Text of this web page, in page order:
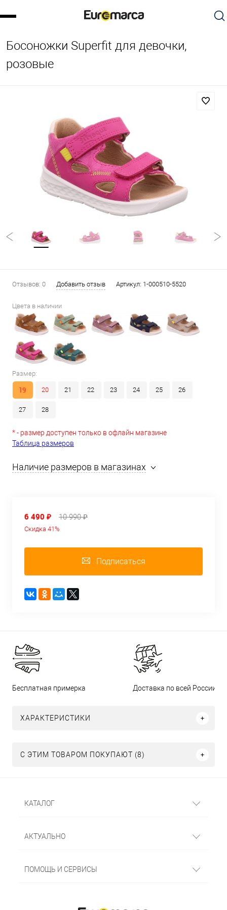
Босоножки Superfit для девочки,
розовые
Отзывов: 0 Добавить отзыв Артикул: 1-000510-5520
Цвета в наличии
Размер:
19 20 21 22 23 24 25 26
27 28
* - размер доступен только в офлайн магазине
Таблица размеров
Наличие размеров в магазинах
6 490 ₽ 10 990 ₽
Скидка 41%
Подписаться
Бесплатная примерка Доставка по всей России
ХАРАКТЕРИСТИКИ
С ЭТИМ ТОВАРОМ ПОКУПАЮТ (8)
КАТАЛОГ
АКТУАЛЬНО
ПОМОЩЬ И СЕРВИСЫ